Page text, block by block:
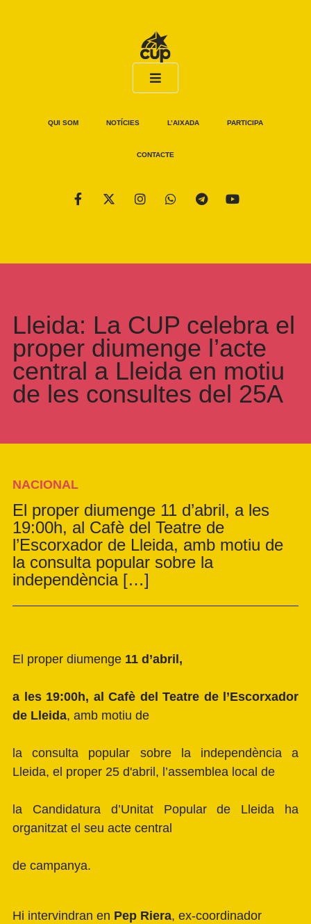
QUI SOM NOTÍCIES L’AIXADA PARTICIPA
CONTACTE
Lleida: La CUP celebra el
proper diumenge l’acte
central a Lleida en motiu
de les consultes del 25A
NACIONAL
El proper diumenge 11 d’abril, a les
19:00h, al Cafè del Teatre de
l’Escorxador de Lleida, amb motiu de
la consulta popular sobre la
independència […]
El proper diumenge 11 d’abril,
a les 19:00h, al Cafè del Teatre de l’Escorxador
de Lleida, amb motiu de
la consulta popular sobre la independència a
Lleida, el proper 25 d'abril, l’assemblea local de
la Candidatura d’Unitat Popular de Lleida ha
organitzat el seu acte central
de campanya.
Hi intervindran en Pep Riera, ex-coordinador